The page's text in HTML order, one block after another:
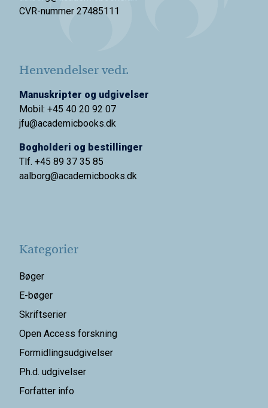
CVR-nummer 27485111
Henvendelser vedr.
Manuskripter og udgivelser
Mobil: +45 40 20 92 07
jfu@academicbooks.dk
Bogholderi og bestillinger
Tlf. +45 89 37 35 85
aalborg@academicbooks.dk
Kategorier
Bøger
E-bøger
Skriftserier
Open Access forskning
Formidlingsudgivelser
Ph.d. udgivelser
Forfatter info